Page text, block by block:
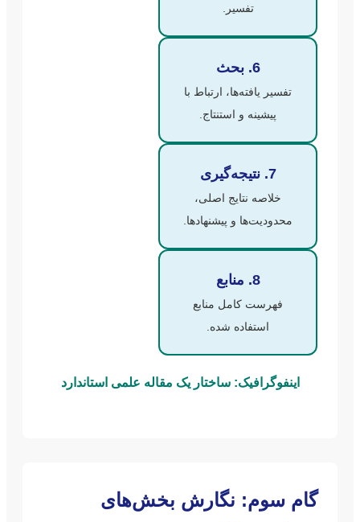
تفسیر.
6. بحث
تفسیر یافته‌ها، ارتباط با
پیشینه و استنتاج.
7. نتیجه‌گیری
خلاصه نتایج اصلی،
محدودیت‌ها و پیشنهادها.
8. منابع
فهرست کامل منابع
استفاده شده.
اینفوگرافیک: ساختار یک مقاله علمی استاندارد
گام سوم: نگارش بخش‌های